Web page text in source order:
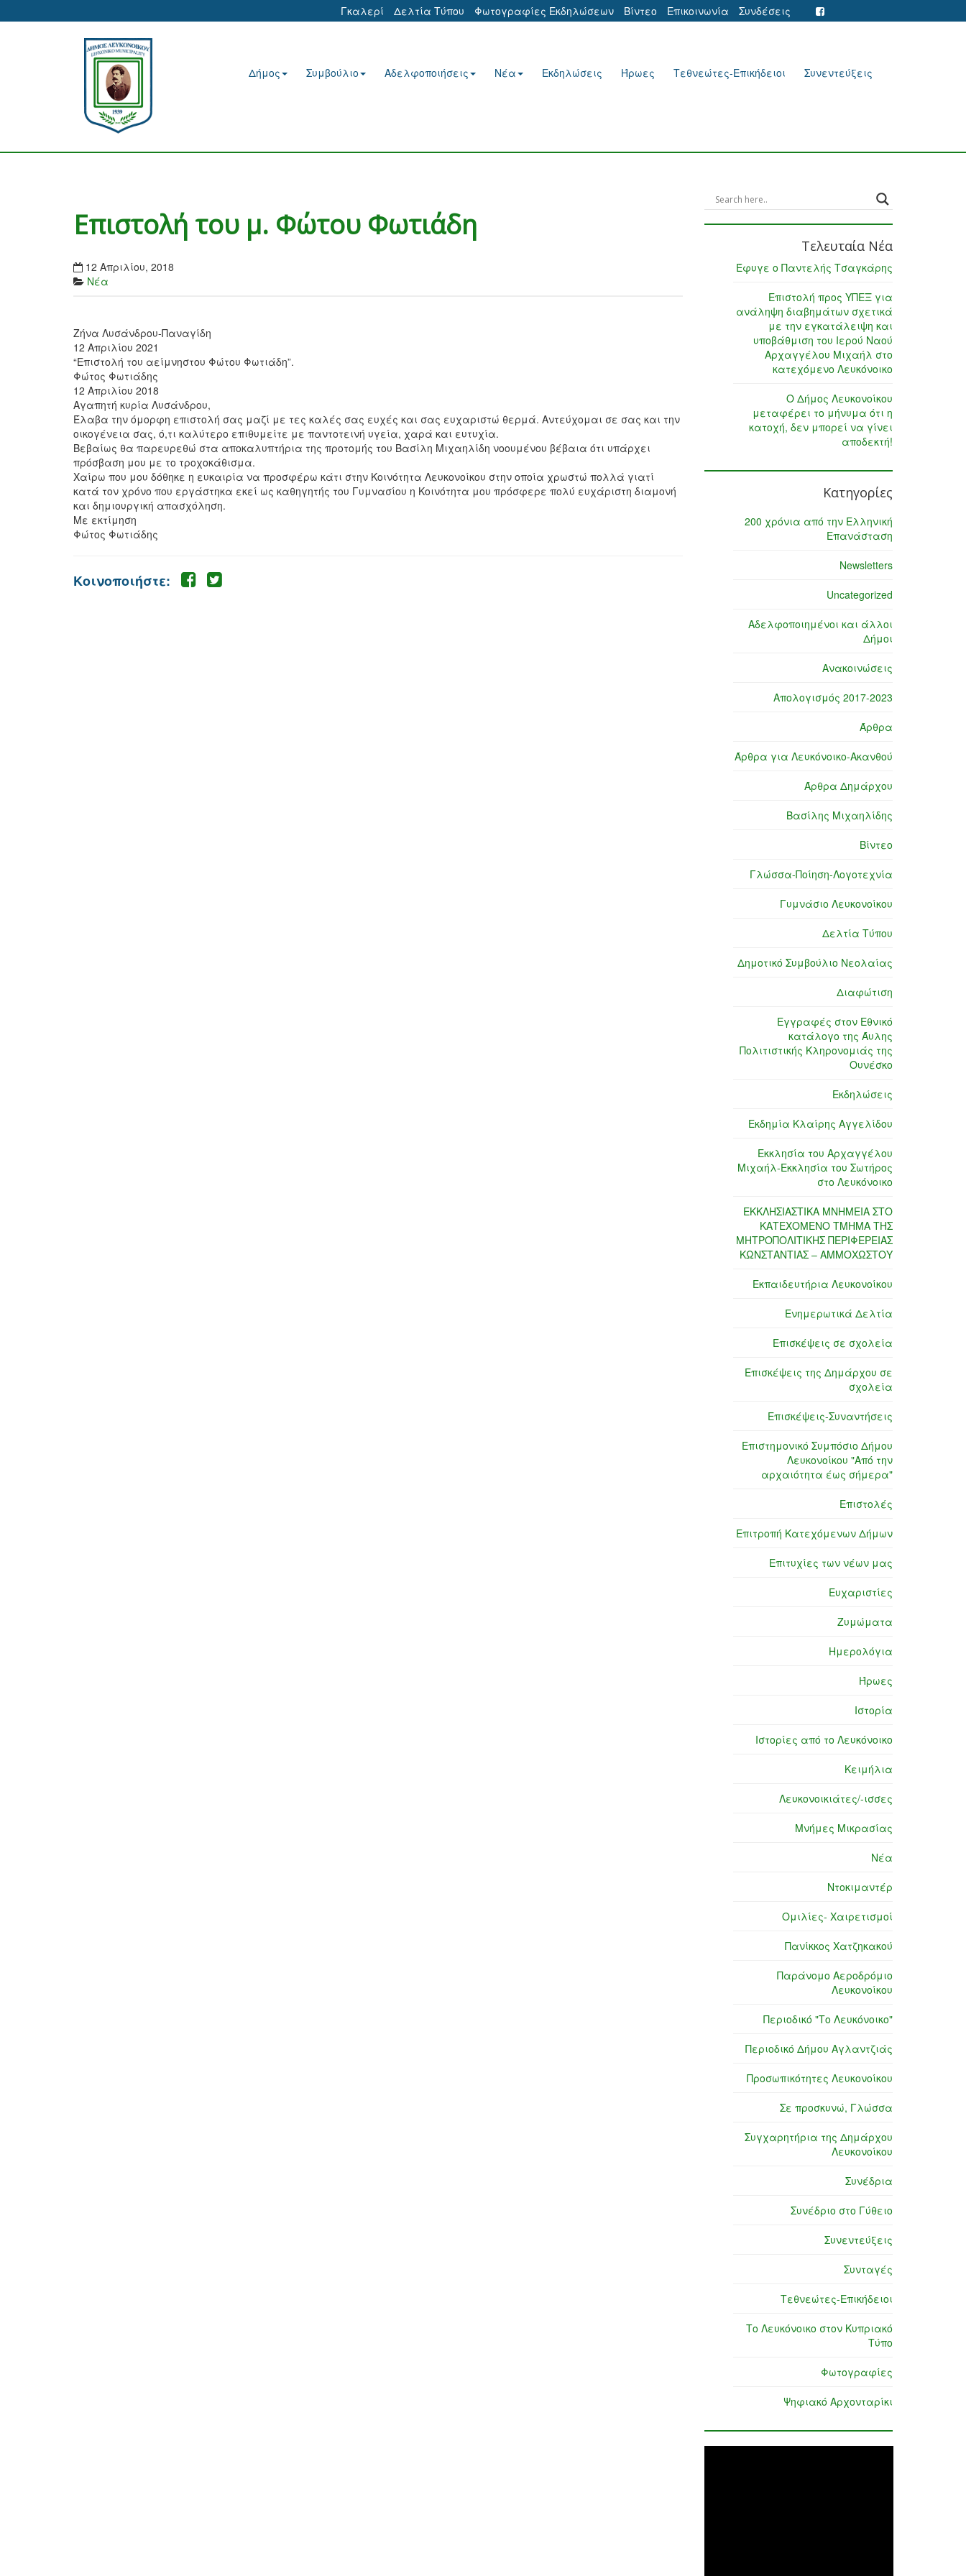
Γκαλερί Δελτία Τύπου Φωτογραφίες Εκδηλώσεων Βίντεο Επικοινωνία Συνδέσεις
Δήμος Συμβούλιο Αδελφοποιήσεις Νέα Εκδηλώσεις Ήρωες Τεθνεώτες-Επικήδειοι Συνεντεύξεις
Επιστολή του μ. Φώτου Φωτιάδη
12 Απριλίου, 2018
Νέα
Ζήνα Λυσάνδρου-Παναγίδη
12 Απριλίου 2021
“Επιστολή του αείμνηστου Φώτου Φωτιάδη”.
Φώτος Φωτιάδης
12 Απριλίου 2018
Aγαπητή κυρία Λυσάνδρου,
Έλαβα την όμορφη επιστολή σας μαζί με τες καλές σας ευχές και σας ευχαριστώ θερμά. Αντεύχομαι σε σας και την
οικογένεια σας, ό,τι καλύτερο επιθυμείτε με παντοτεινή υγεία, χαρά και ευτυχία.
Βεβαίως θα παρευρεθώ στα αποκαλυπτήρια της προτομής του Βασίλη Μιχαηλίδη νοουμένου βέβαια ότι υπάρχει
πρόσβαση μου με το τροχοκάθισμα.
Χαίρω που μου δόθηκε η ευκαιρία να προσφέρω κάτι στην Κοινότητα Λευκονοίκου στην οποία χρωστώ πολλά γιατί
κατά τον χρόνο που εργάστηκα εκεί ως καθηγητής του Γυμνασίου η Κοινότητα μου πρόσφερε πολύ ευχάριστη διαμονή
και δημιουργική απασχόληση.
Με εκτίμηση
Φώτος Φωτιάδης
Κοινοποιήστε:
Τελευταία Νέα
Έφυγε ο Παντελής Τσαγκάρης
Επιστολή προς ΥΠΕΞ για
ανάληψη διαβημάτων σχετικά
με την εγκατάλειψη και
υποβάθμιση του Ιερού Ναού
Αρχαγγέλου Μιχαήλ στο
κατεχόμενο Λευκόνοικο
Ο Δήμος Λευκονοίκου
μεταφέρει το μήνυμα ότι η
κατοχή, δεν μπορεί να γίνει
αποδεκτή!
Κατηγορίες
200 χρόνια από την Ελληνική
Επανάσταση
Newsletters
Uncategorized
Αδελφοποιημένοι και άλλοι
Δήμοι
Ανακοινώσεις
Απολογισμός 2017-2023
Άρθρα
Άρθρα για Λευκόνοικο-Ακανθού
Άρθρα Δημάρχου
Βασίλης Μιχαηλίδης
Βίντεο
Γλώσσα-Ποίηση-Λογοτεχνία
Γυμνάσιο Λευκονοίκου
Δελτία Τύπου
Δημοτικό Συμβούλιο Νεολαίας
Διαφώτιση
Εγγραφές στον Εθνικό
κατάλογο της Άυλης
Πολιτιστικής Κληρονομιάς της
Ουνέσκο
Εκδηλώσεις
Εκδημία Κλαίρης Αγγελίδου
Εκκλησία του Αρχαγγέλου
Μιχαήλ-Εκκλησία του Σωτήρος
στο Λευκόνοικο
ΕΚΚΛΗΣΙΑΣΤΙΚΑ ΜΝΗΜΕΙΑ ΣΤΟ
ΚΑΤΕΧΟΜΕΝΟ ΤΜΗΜΑ ΤΗΣ
ΜΗΤΡΟΠΟΛΙΤΙΚΗΣ ΠΕΡΙΦΕΡΕΙΑΣ
ΚΩΝΣΤΑΝΤΙΑΣ – ΑΜΜΟΧΩΣΤΟΥ
Εκπαιδευτήρια Λευκονοίκου
Ενημερωτικά Δελτία
Επισκέψεις σε σχολεία
Επισκέψεις της Δημάρχου σε
σχολεία
Επισκέψεις-Συναντήσεις
Επιστημονικό Συμπόσιο Δήμου
Λευκονοίκου "Από την
αρχαιότητα έως σήμερα"
Επιστολές
Επιτροπή Κατεχόμενων Δήμων
Επιτυχίες των νέων μας
Ευχαριστίες
Ζυμώματα
Ημερολόγια
Ήρωες
Ιστορία
Ιστορίες από το Λευκόνοικο
Κειμήλια
Λευκονοικιάτες/-ισσες
Μνήμες Μικρασίας
Νέα
Ντοκιμαντέρ
Ομιλίες- Χαιρετισμοί
Πανίκκος Χατζηκακού
Παράνομο Αεροδρόμιο
Λευκονοίκου
Περιοδικό "Το Λευκόνοικο"
Περιοδικό Δήμου Αγλαντζιάς
Προσωπικότητες Λευκονοίκου
Σε προσκυνώ, Γλώσσα
Συγχαρητήρια της Δημάρχου
Λευκονοίκου
Συνέδρια
Συνέδριο στο Γύθειο
Συνεντεύξεις
Συνταγές
Τεθνεώτες-Επικήδειοι
Το Λευκόνοικο στον Κυπριακό
Τύπο
Φωτογραφίες
Ψηφιακό Αρχονταρίκι